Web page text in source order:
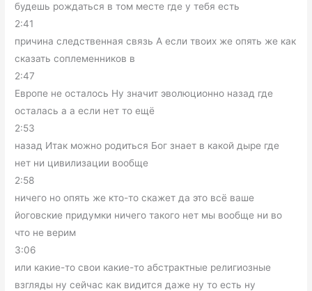
будешь рождаться в том месте где у тебя есть
2:41
причина следственная связь А если твоих же опять же как
сказать соплеменников в
2:47
Европе не осталось Ну значит эволюционно назад где
осталась а а если нет то ещё
2:53
назад Итак можно родиться Бог знает в какой дыре где
нет ни цивилизации вообще
2:58
ничего но опять же кто-то скажет да это всё ваше
йоговские придумки ничего такого нет мы вообще ни во
что не верим
3:06
или какие-то свои какие-то абстрактные религиозные
взгляды ну сейчас как видится даже ну то есть ну